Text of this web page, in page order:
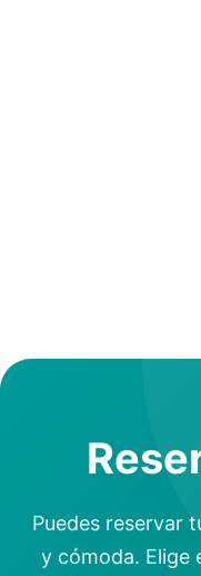
Puedes reservar
y cómoda. Elige